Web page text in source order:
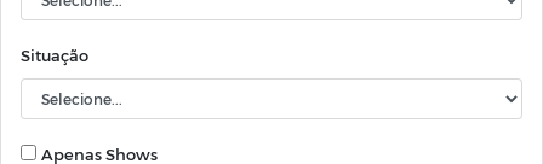
Situação
Apenas Shows